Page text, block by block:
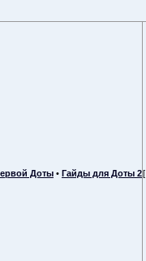
Доты • Гайды для Доты 2